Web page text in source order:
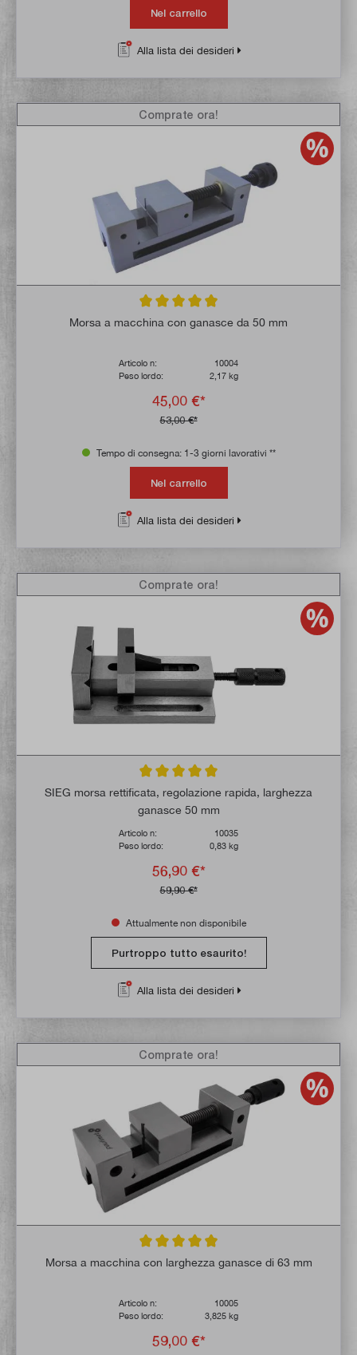
Nel carrello
Alla lista dei desideri
Valutazione media di 4.9 su 5 stelle
Morsa a macchina con ganasce da 50 mm
Articolo n:
10004
Peso lordo:
2,17 kg
45,00 €*
53,00 €*
Comprate ora!
Tempo di consegna: 1-3 giorni lavorativi **
Nel carrello
Alla lista dei desideri
Valutazione media di 5 su 5 stelle
SIEG morsa rettificata, regolazione rapida, larghezza
ganasce 50 mm
Articolo n:
10035
Peso lordo:
0,83 kg
56,90 €*
59,90 €*
Comprate ora!
Attualmente non disponibile
Purtroppo tutto esaurito!
Alla lista dei desideri
Valutazione media di 4.8 su 5 stelle
Morsa a macchina con larghezza ganasce di 63 mm
Articolo n:
10005
Peso lordo:
3,825 kg
59,00 €*
Comprate ora!